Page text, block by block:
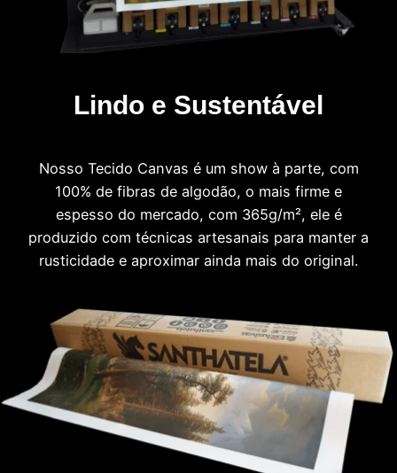
Lindo e Sustentável
Nosso Tecido Canvas é um show à parte, com
100% de fibras de algodão, o mais firme e
espesso do mercado, com 365g/m², ele é
produzido com técnicas artesanais para manter a
rusticidade e aproximar ainda mais do original.